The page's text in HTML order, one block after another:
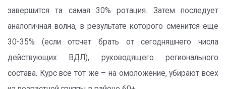
завершится та самая 30% ротация. Затем последует
аналогичная волна, в результате которого сменится еще
30-35% (если отсчет брать от сегодняшнего числа
действующих ВДЛ), руководящего регионального
состава. Курс все тот же – на омоложение, убирают всех